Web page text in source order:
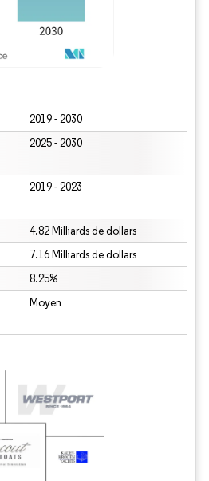
2019 - 2030
2025 - 2030
2019 - 2023
4.82 Milliards de dollars
7.16 Milliards de dollars
8.25%
Moyen